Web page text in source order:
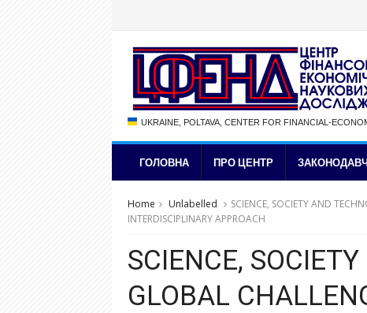
UKRAINE, POLTAVA, CENTER FOR FINANCIAL-
ГОЛОВНА ПРО ЦЕНТР
Home Unlabelled
SCIENCE, SOCIETY AND
INTERDISCIPLINARY APPROACH
SCIENCE,
GLOBAL